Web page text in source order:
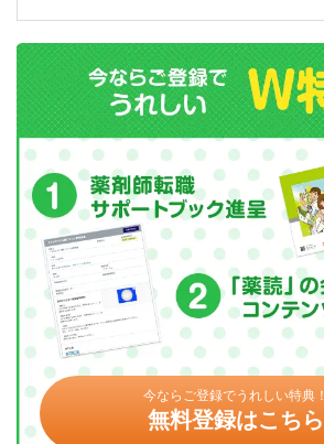
今ならご登録でうれしい特典！
無料登録はこちら